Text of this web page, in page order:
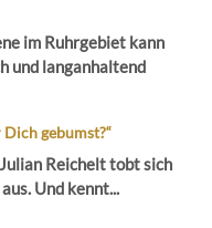
im Ruhrgebiet kann
und langanhaltend
gebumst?“
Reichelt tobt sich
Und kennt...